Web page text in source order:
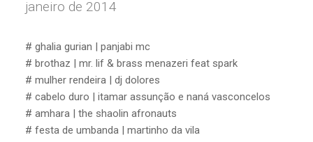
janeiro de 2014
# ghalia gurian | panjabi mc
# brothaz | mr. lif & brass menazeri feat spark
# mulher rendeira | dj dolores
# cabelo duro | itamar assunção e naná vasconcelos
# amhara | the shaolin afronauts
# festa de umbanda | martinho da vila